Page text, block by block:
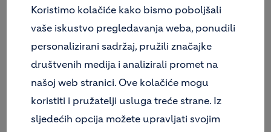
PREDSJEDNICA UPRAVE
POSTAJE VIRNA VIŠKOVIĆ-
AGUŠAJ. DENIS ZUPIČIĆ
POSTAJE PREDSJEDNICA
UPRAVE U GEOCYCLE
HRVATSKA, MARIO ZEČIĆ,
PREDSJEDNIK UPRAVE U
Koristimo kolačiće kako bismo poboljšali
vaše iskustvo pregledavanja weba, ponudili
personalizirani sadržaj, pružili značajke
društvenih medija i analizirali promet na
našoj web stranici. Ove kolačiće mogu
koristiti i pružatelji usluga treće strane. Iz
sljedećih opcija možete upravljati svojim